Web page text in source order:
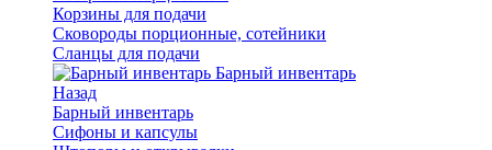
Корзины для подачи
Сковороды порционные, сотейники
Сланцы для подачи
Барный инвентарь
Назад
Барный инвентарь
Сифоны и капсулы